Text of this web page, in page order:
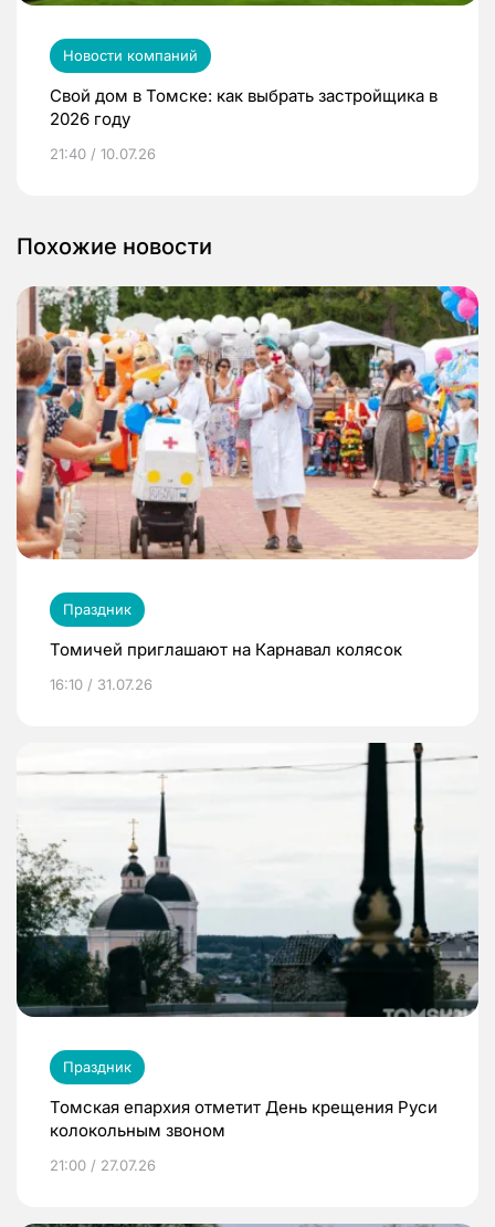
Новости компаний
Свой дом в Томске: как выбрать застройщика в
2026 году
21:40 / 10.07.26
Похожие новости
Праздник
Томичей приглашают на Карнавал колясок
16:10 / 31.07.26
Праздник
Томская епархия отметит День крещения Руси
колокольным звоном
21:00 / 27.07.26